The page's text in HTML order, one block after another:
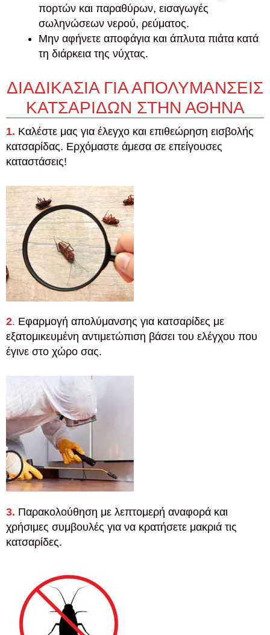
πορτών και παραθύρων, εισαγωγές
σωληνώσεων νερού, ρεύματος.
Μην αφήνετε αποφάγια και άπλυτα πιάτα κατά
τη διάρκεια της νύχτας.
ΔΙΑΔΙΚΑΣΙΑ ΓΙΑ ΑΠΟΛΥΜΑΝΣΕΙΣ
ΚΑΤΣΑΡΙΔΩΝ ΣΤΗΝ ΑΘΗΝΑ
1. Καλέστε μας για έλεγχο και επιθεώρηση εισβολής
κατσαρίδας. Ερχόμαστε άμεσα σε επείγουσες
καταστάσεις!
2. Εφαρμογή απολύμανσης για κατσαρίδες με
εξατομικευμένη αντιμετώπιση βάσει του ελέγχου που
έγινε στο χώρο σας.
3. Παρακολούθηση με λεπτομερή αναφορά και
χρήσιμες συμβουλές για να κρατήσετε μακριά τις
κατσαρίδες.